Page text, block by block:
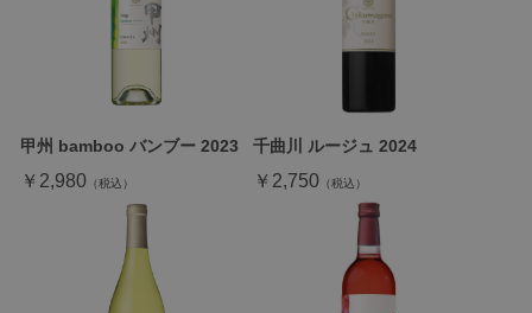
甲州 bamboo バンブー 2023
￥2,980
千曲川 ルージュ 2024
￥2,750